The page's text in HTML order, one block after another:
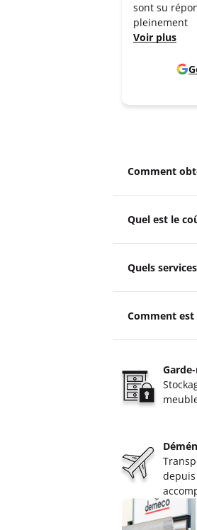
sont su
pleinement
Voir plus
Comment
Quel est le
Quels
Comment
depuis